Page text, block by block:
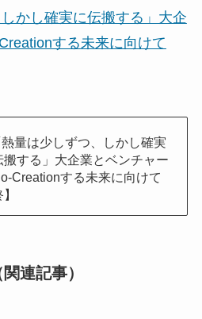
かし確実に伝搬する」大企
する未来に向けて
量は少しずつ、しかし確実
搬する」大企業とベンチャー
Creationする未来に向けて
連記事）